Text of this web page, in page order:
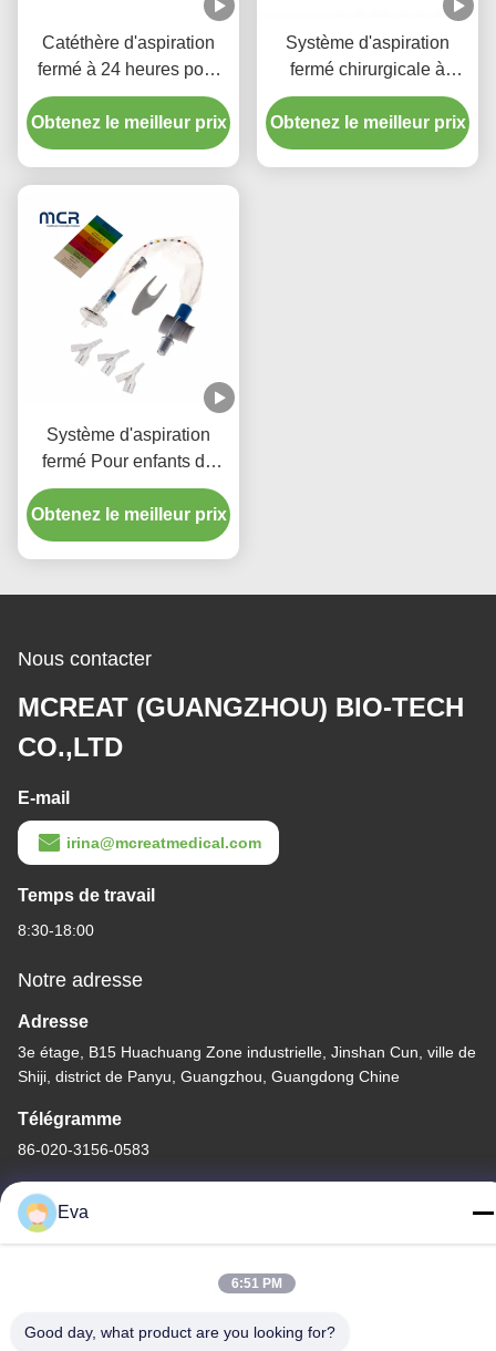
Catéthère d'aspiration
fermé à 24 heures pour
enfant avec trois
connecteurs en pièce Y
Obtenez le meilleur prix
Système d'aspiration
fermé chirurgicale à
usage unique Nouveaux-
nés/pédiatrie-coudes
Obtenez le meilleur prix
Système d'aspiration
fermé Pour enfants de
type 72H
Obtenez le meilleur prix
Nous contacter
MCREAT (GUANGZHOU) BIO-TECH
CO.,LTD
E-mail
irina@mcreatmedical.com
Temps de travail
8:30-18:00
Notre adresse
Adresse
3e étage, B15 Huachuang Zone industrielle, Jinshan Cun, ville de
Shiji, district de Panyu, Guangzhou, Guangdong Chine
Télégramme
86-020-3156-0583
Chine Bonne qualité Système d'aspiration fermé Le fournisseur.
droits réservés.
Eva
6:51 PM
Good day, what product are you looking for?